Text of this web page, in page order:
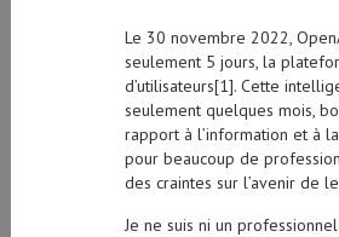
Le 30 novembre 2022,
seulement 5 jours, la
d’utilisateurs[1]. Cette
seulement quelques mois,
rapport à l’information et à
pour beaucoup de
des craintes sur l’avenir de
Je ne suis ni un